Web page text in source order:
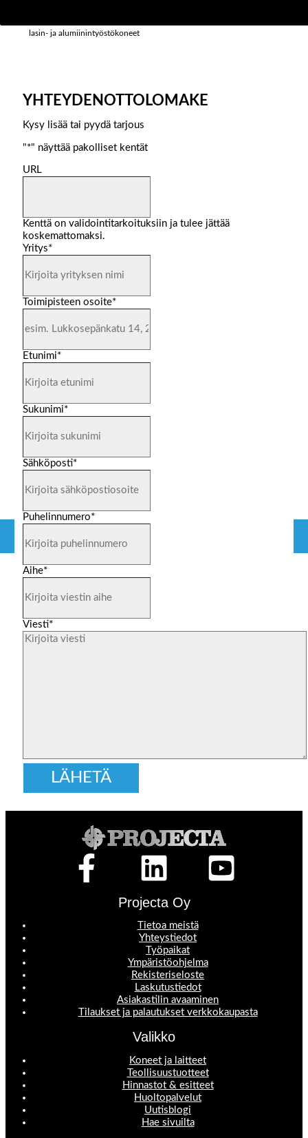
lasin- ja alumiinintyöstökoneet
YHTEYDENOTTOLOMAKE
Kysy lisää tai pyydä tarjous
"*" näyttää pakolliset kentät
URL
Kenttä on validointitarkoituksiin ja tulee jättää
koskemattomaksi.
Yritys*
Toimipisteen osoite*
Etunimi*
Sukunimi*
Sähköposti*
Puhelinnumero*
Aihe*
Viesti*
Projecta Oy
Tietoa meistä
Yhteystiedot
Työpaikat
Ympäristöohjelma
Rekisteriseloste
Laskutustiedot
Asiakastilin avaaminen
Tilaukset ja palautukset verkkokaupasta
Valikko
Koneet ja laitteet
Teollisuustuotteet
Hinnastot & esitteet
Huoltopalvelut
Uutisblogi
Hae sivuilta